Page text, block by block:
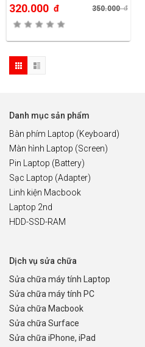
320.000 đ 350.000đ
Danh mục sản phẩm
Bàn phím Laptop (Keyboard)
Màn hình Laptop (Screen)
Pin Laptop (Battery)
Sạc Laptop (Adapter)
Linh kiện Macbook
Laptop 2nd
HDD-SSD-RAM
Dịch vụ sửa chữa
Sửa chữa máy tính Laptop
Sửa chữa máy tính PC
Sửa chữa Macbook
Sửa chữa Surface
Sửa chữa iPhone, iPad